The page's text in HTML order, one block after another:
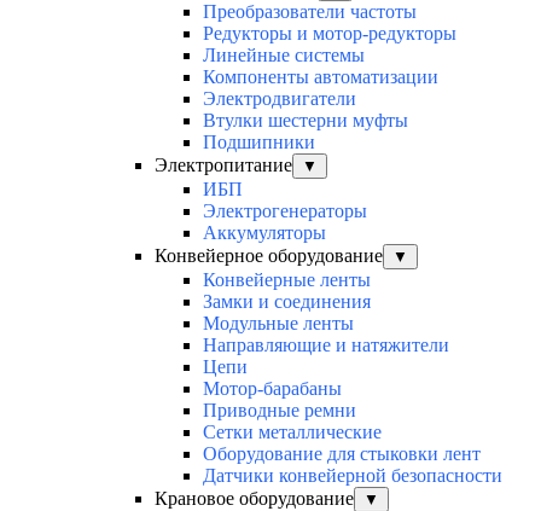
Преобразователи частоты
Редукторы и мотор-редукторы
Линейные системы
Компоненты автоматизации
Электродвигатели
Втулки шестерни муфты
Подшипники
Электропитание
▼
ИБП
Электрогенераторы
Аккумуляторы
Конвейерное оборудование
▼
Конвейерные ленты
Замки и соединения
Модульные ленты
Направляющие и натяжители
Цепи
Мотор-барабаны
Приводные ремни
Сетки металлические
Оборудование для стыковки лент
Датчики конвейерной безопасности
Крановое оборудование
▼